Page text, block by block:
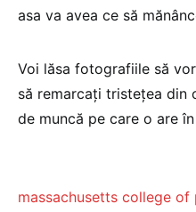
asa va avea ce să
Voi lăsa fotografiile să
să remarcaţi tristeţea din
de muncă pe care o are
massachusetts college of